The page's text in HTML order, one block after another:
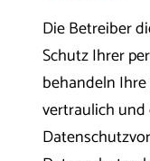
Die Betreiber
Schutz Ihrer
behandeln
vertraulich